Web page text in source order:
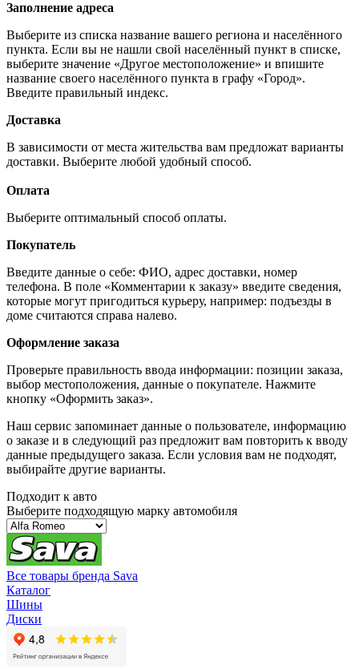
Заполнение адреса
Выберите из списка название вашего региона и населённого
пункта. Если вы не нашли свой населённый пункт в списке,
выберите значение «Другое местоположение» и впишите
название своего населённого пункта в графу «Город».
Введите правильный индекс.
Доставка
В зависимости от места жительства вам предложат варианты
доставки. Выберите любой удобный способ.
Оплата
Выберите оптимальный способ оплаты.
Покупатель
Введите данные о себе: ФИО, адрес доставки, номер
телефона. В поле «Комментарии к заказу» введите сведения,
которые могут пригодиться курьеру, например: подъезды в
доме считаются справа налево.
Оформление заказа
Проверьте правильность ввода информации: позиции заказа,
выбор местоположения, данные о покупателе. Нажмите
кнопку «Оформить заказ».
Наш сервис запоминает данные о пользователе, информацию
о заказе и в следующий раз предложит вам повторить к вводу
данные предыдущего заказа. Если условия вам не подходят,
выбирайте другие варианты.
Подходит к авто
Выберите подходящую марку автомобиля
Все товары бренда Sava
Каталог
Шины
Диски